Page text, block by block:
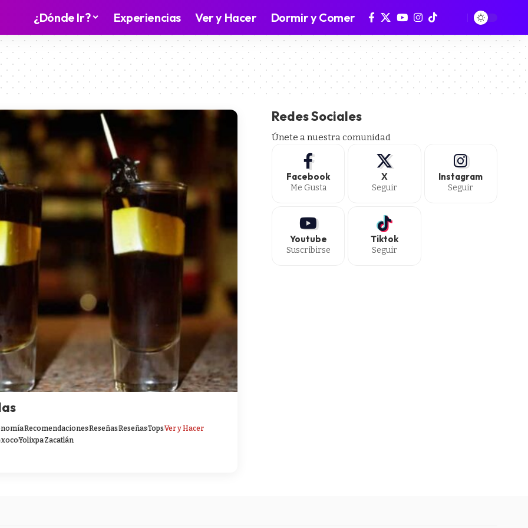
¿Dónde Ir? Experiencias Ver y Hacer Dormir y Comer
RecomendacionesReseñasReseñasTopsVer y Hacer
xocoYolixpaZacatlán
Redes Sociales
Únete a nuestra comunidad
Facebook
Me Gusta
X
Seguir
Instagram
Seguir
Youtube
Suscribirse
Tiktok
Seguir